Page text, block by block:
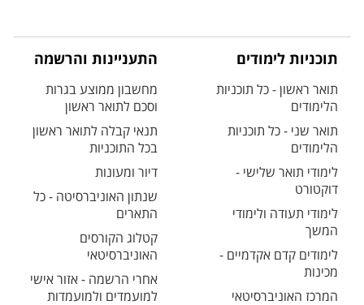
תוכניות לימודים
תואר ראשון - כל תוכניות
הלימודים
תואר שני - כל תוכניות
הלימודים
לימודי תואר שלישי -
דוקטורט
לימודי תעודה ולימודי
המשך
לימודים קדם אקדמיים -
מכינות
המרכז האוניברסיטאי
התעניינות והרשמה
מחשבון ממוצע בגרות
וסכם לתואר ראשון
תנאי קבלה לתואר ראשון
בכל התוכניות
דיור ומעונות
שנתון האוניברסיטה - כל
התארים
קטלוג הקורסים
האוניברסיטאי
אחרי הרשמה - אזור אישי
למועמדים ולמועמדות